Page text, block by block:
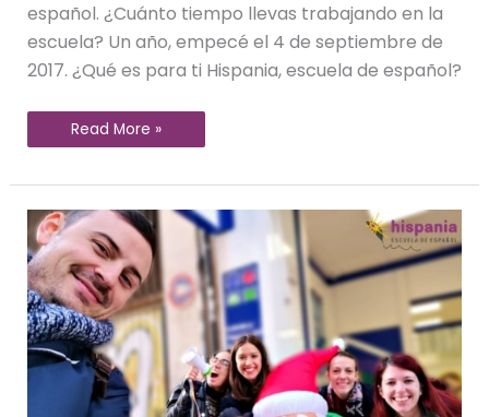
español. ¿Cuánto tiempo llevas trabajando en la
escuela? Un año, empecé el 4 de septiembre de
2017. ¿Qué es para ti Hispania, escuela de español?
Read More »
¿Qué
podemos
hacer
estas
navidades
en
Valencia?